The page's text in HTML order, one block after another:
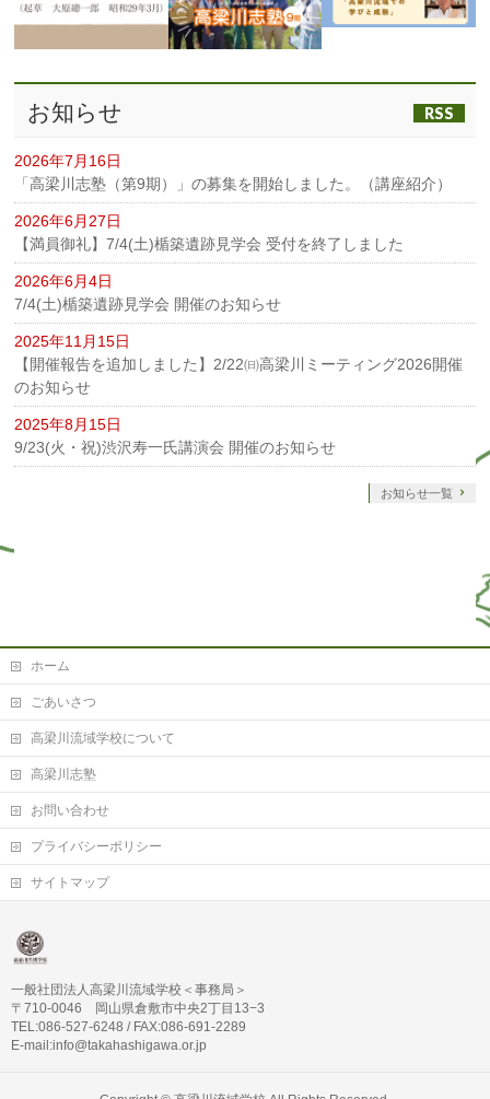
お知らせ RSS
2026年7月16日
「高梁川志塾（第9期）」の募集を開始しました。（講座紹介）
2026年6月27日
【満員御礼】7/4(土)楯築遺跡見学会 受付を終了しました
2026年6月4日
7/4(土)楯築遺跡見学会 開催のお知らせ
2025年11月15日
【開催報告を追加しました】2/22㈰高梁川ミーティング2026開催
のお知らせ
2025年8月15日
9/23(火・祝)渋沢寿一氏講演会 開催のお知らせ
お知らせ一覧
ホーム
ごあいさつ
高梁川流域学校について
高梁川志塾
お問い合わせ
プライバシーポリシー
サイトマップ
一般社団法人高梁川流域学校＜事務局＞
〒710-0046 岡山県倉敷市中央2丁目13−3
TEL:086-527-6248 / FAX:086-691-2289
E-mail:info@takahashigawa.or.jp